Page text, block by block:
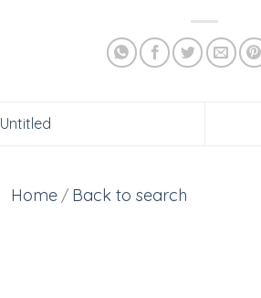
Untitled
Home / Back to search